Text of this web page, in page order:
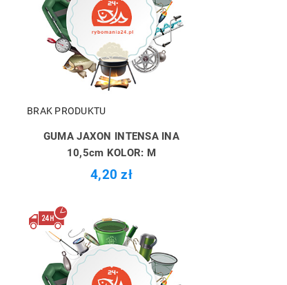
BRAK PRODUKTU
GUMA JAXON INTENSA INA
10,5cm KOLOR: M
4,20 zł